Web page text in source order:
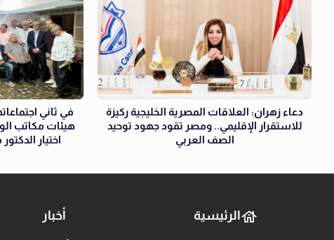
دعاء زهران: العلاقات المصرية الخليجية ركيزة
للاستقرار الإقليمي.. ومصر تقود جهود توحيد
الصف العربي
في ثاني
هيئات مكاتب
اختيار
الرئيسية أخبار